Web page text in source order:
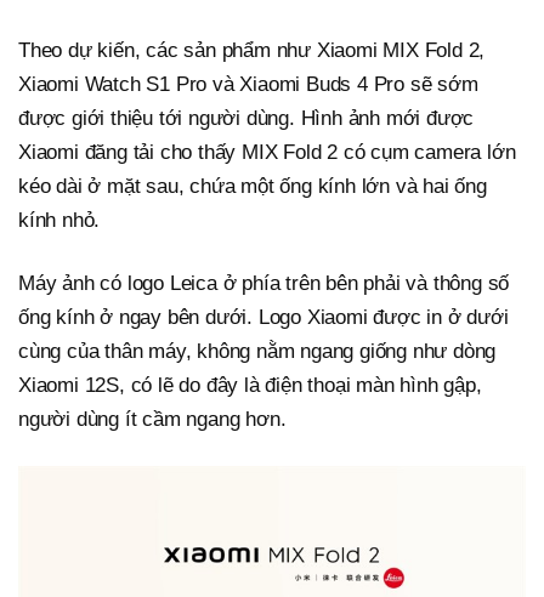
Theo dự kiến, các sản phẩm như Xiaomi MIX Fold 2,
Xiaomi Watch S1 Pro và Xiaomi Buds 4 Pro sẽ sớm
được giới thiệu tới người dùng. Hình ảnh mới được
Xiaomi đăng tải cho thấy MIX Fold 2 có cụm camera lớn
kéo dài ở mặt sau, chứa một ống kính lớn và hai ống
kính nhỏ.
Máy ảnh có logo Leica ở phía trên bên phải và thông số
ống kính ở ngay bên dưới. Logo Xiaomi được in ở dưới
cùng của thân máy, không nằm ngang giống như dòng
Xiaomi 12S, có lẽ do đây là điện thoại màn hình gập,
người dùng ít cầm ngang hơn.